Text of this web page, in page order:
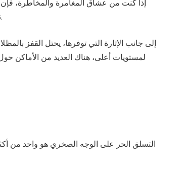
إذا كنت من عشاق المغامرة والمخاطرة، فإن
تجربة القفز تمنحك شعورًا فريدًا عندما تقفز من الطائرة وتواجه الهواء بسعادة وتحدٍ، ما يجعلها من التجارب التي يجب على كل محب للمغامرة تجربتها.
إلى جانب الإثارة التي توفرها، يحتل القفز
لمستويات أعلى، هناك العديد من الأماكن
التسلق الحر على الوجه الصخري هو واحد من